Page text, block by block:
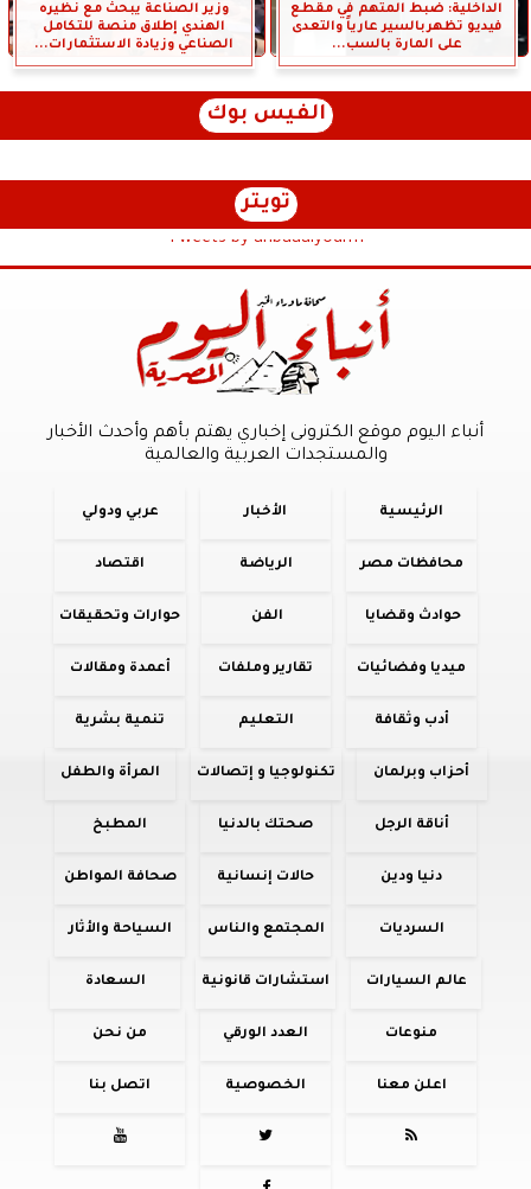
الداخلية: ضبط المتهم في مقطع
فيديو تظهربالسير عارياً والتعدى
على المارة بالسب...
وزير الصناعة يبحث مع نظيره
الهندي إطلاق منصة للتكامل
الصناعي وزيادة الاستثمارات...
الفيس بوك
تويتر
Tweets by anbaaalyoum1
أنباء اليوم موقع الكترونى إخباري يهتم بأهم وأحدث الأخبار
والمستجدات العربية والعالمية
الرئيسية الأخبار عربي ودولي
محافظات مصر الرياضة اقتصاد
حوادث وقضايا الفن حوارات وتحقيقات
ميديا وفضائيات تقارير وملفات أعمدة ومقالات
أدب وثقافة التعليم تنمية بشرية
أحزاب وبرلمان تكنولوجيا و إتصالات المرأة والطفل
أناقة الرجل صحتك بالدنيا المطبخ
دنيا ودين حالات إنسانية صحافة المواطن
السرديات المجتمع والناس السياحة والأثار
عالم السيارات استشارات قانونية السعادة
منوعات العدد الورقي من نحن
اعلن معنا الخصوصية اتصل بنا


